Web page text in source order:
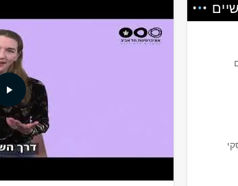
ומצטיינות הדקאן